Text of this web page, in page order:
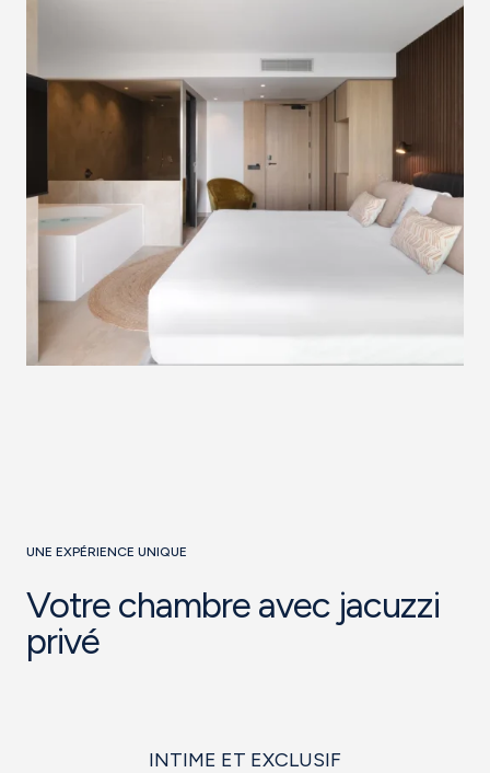
UNE EXPÉRIENCE UNIQUE
Votre chambre avec jacuzzi
privé
INTIME ET EXCLUSIF